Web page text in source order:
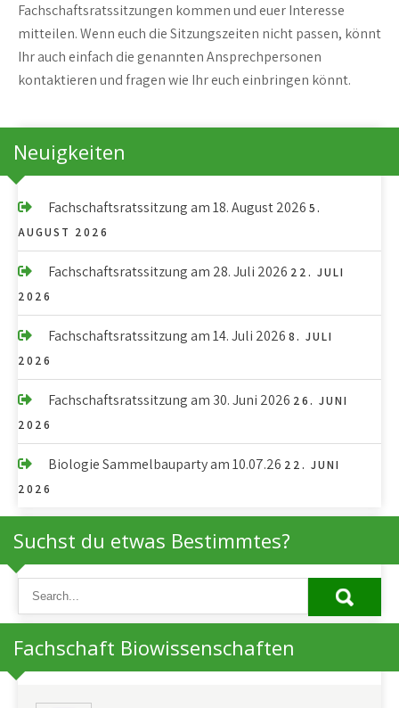
Fachschaftsratssitzungen kommen und euer Interesse
mitteilen. Wenn euch die Sitzungszeiten nicht passen, könnt
Ihr auch einfach die genannten Ansprechpersonen
kontaktieren und fragen wie Ihr euch einbringen könnt.
Neuigkeiten
Fachschaftsratssitzung am 18. August 2026 5.
AUGUST 2026
Fachschaftsratssitzung am 28. Juli 2026 22. JULI
2026
Fachschaftsratssitzung am 14. Juli 2026 8. JULI
2026
Fachschaftsratssitzung am 30. Juni 2026 26. JUNI
2026
Biologie Sammelbauparty am 10.07.26 22. JUNI
2026
Suchst du etwas Bestimmtes?
Fachschaft Biowissenschaften